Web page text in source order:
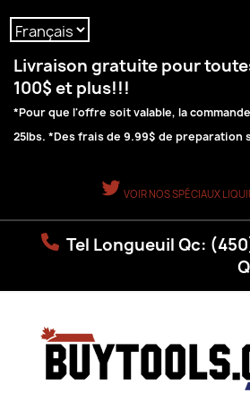
Livraison gratuite pour
100$ et plus!!!
*Pour que l'offre soit valable, la
25lbs. *Des frais de 9.99$ de preparation
VOIR NOS SPÉCIAUX
Tel Longueuil Qc: